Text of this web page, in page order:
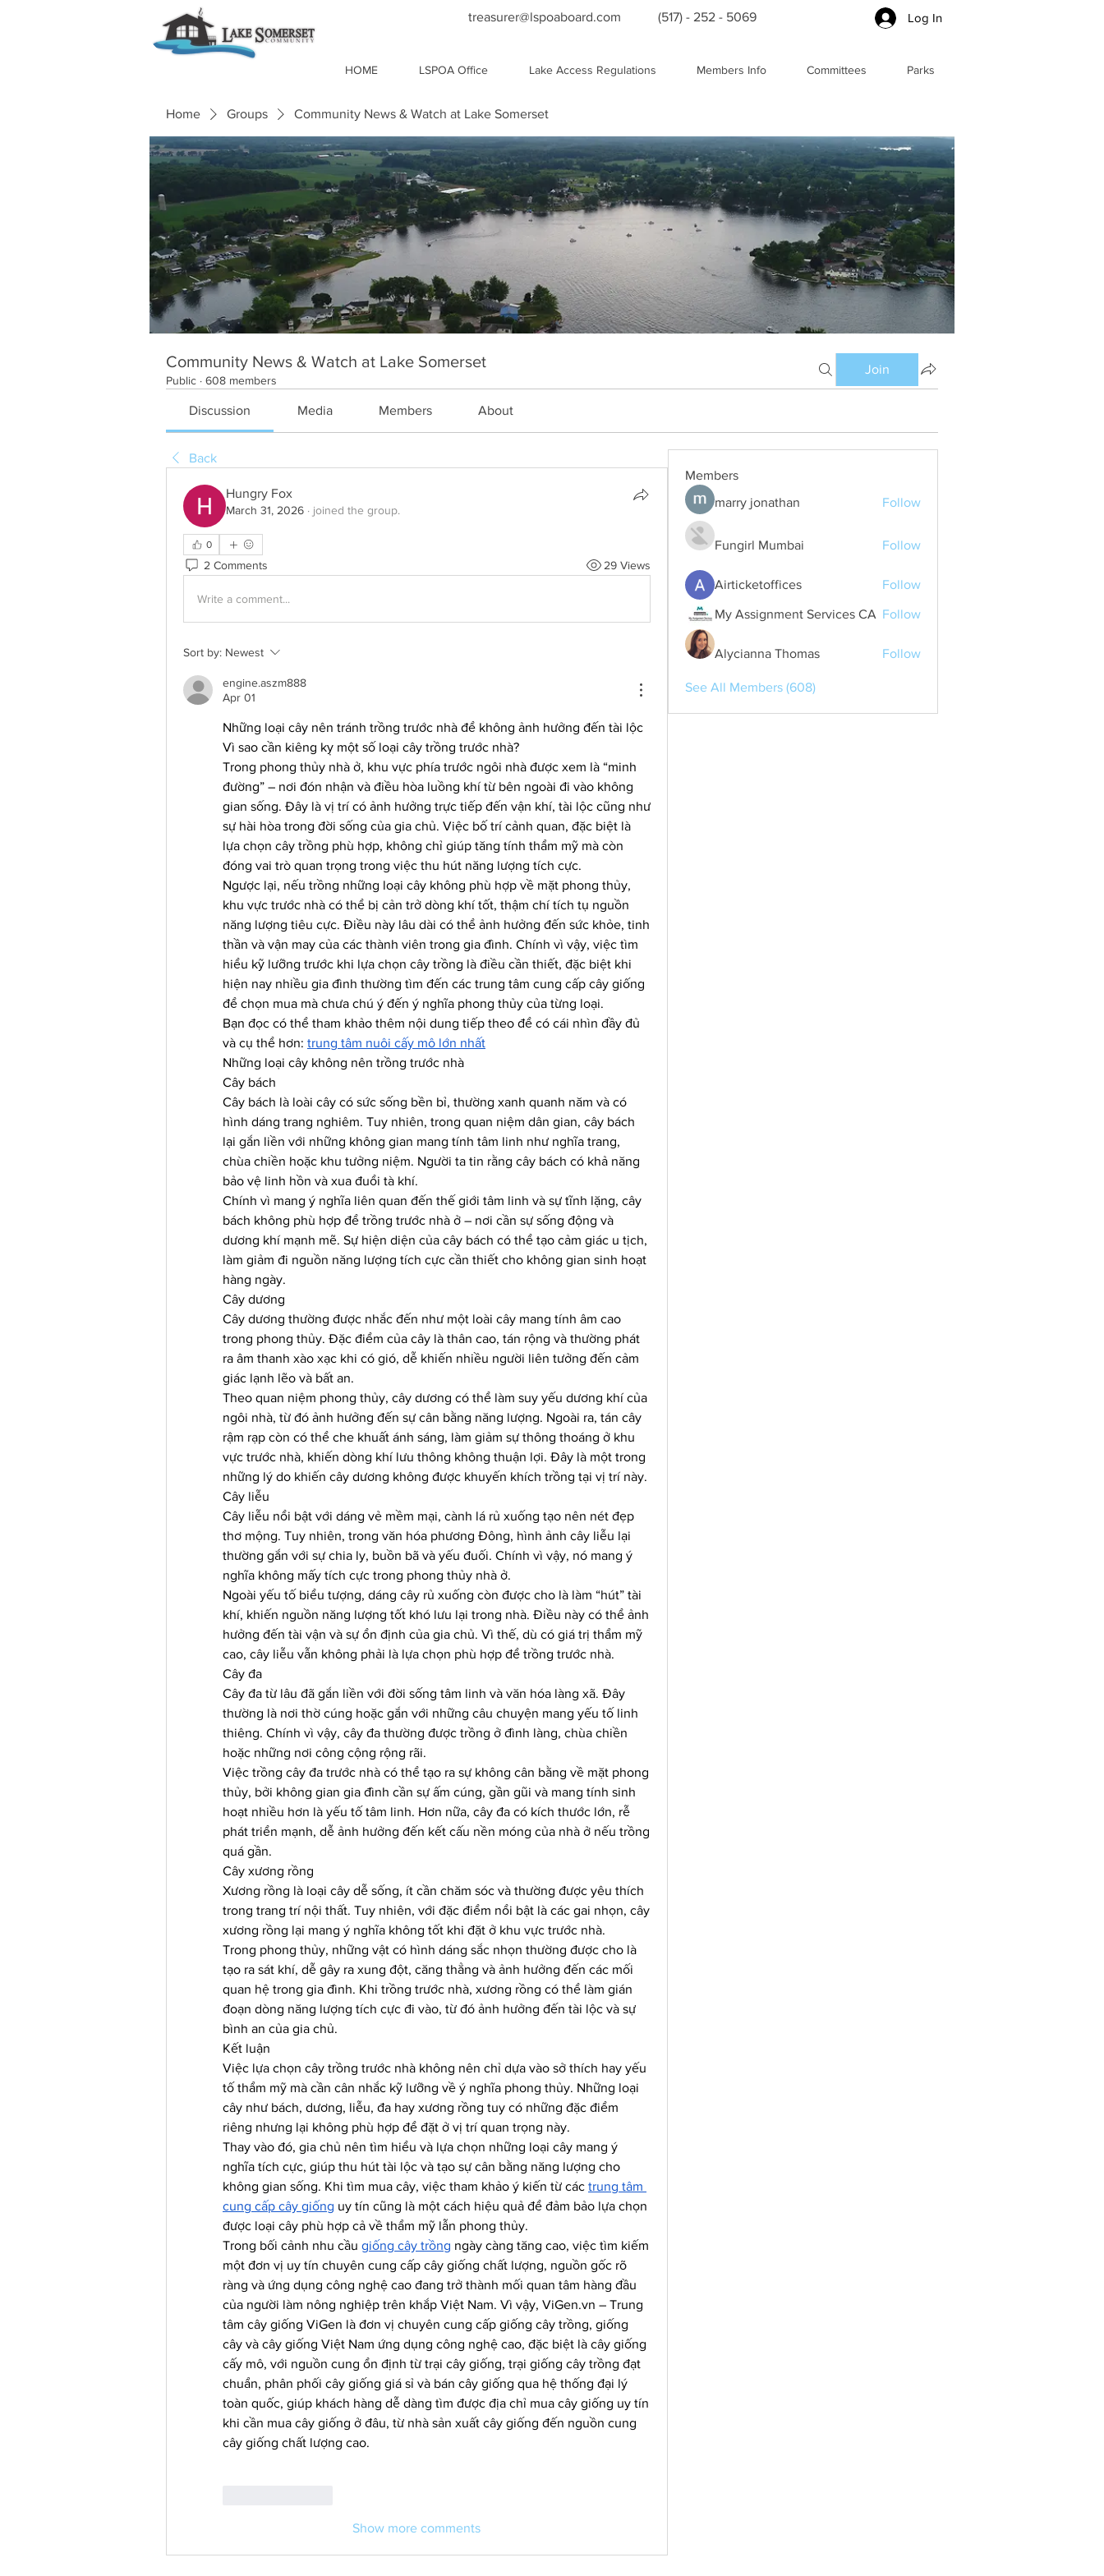
treasurer@lspoaboard.com (517) - 252 - 5069 Log In
HOME LSPOA Office Lake Access Regulations Members Info Committees Parks
Home Groups Community News & Watch at Lake Somerset
Community News & Watch at Lake Somerset
Public · 608 members
Join
Discussion Media Members About
Back
Hungry Fox
March 31, 2026 · joined the group.
0
2 Comments 29 Views
Write a comment...
Sort by: Newest
engine.aszm888
Apr 01
Những loại cây nên tránh trồng trước nhà để không ảnh hưởng đến tài lộc
Vì sao cần kiêng kỵ một số loại cây trồng trước nhà?
Trong phong thủy nhà ở, khu vực phía trước ngôi nhà được xem là “minh
đường” – nơi đón nhận và điều hòa luồng khí từ bên ngoài đi vào không
gian sống. Đây là vị trí có ảnh hưởng trực tiếp đến vận khí, tài lộc cũng như
sự hài hòa trong đời sống của gia chủ. Việc bố trí cảnh quan, đặc biệt là
lựa chọn cây trồng phù hợp, không chỉ giúp tăng tính thẩm mỹ mà còn
đóng vai trò quan trọng trong việc thu hút năng lượng tích cực.
Ngược lại, nếu trồng những loại cây không phù hợp về mặt phong thủy,
khu vực trước nhà có thể bị cản trở dòng khí tốt, thậm chí tích tụ nguồn
năng lượng tiêu cực. Điều này lâu dài có thể ảnh hưởng đến sức khỏe, tinh
thần và vận may của các thành viên trong gia đình. Chính vì vậy, việc tìm
hiểu kỹ lưỡng trước khi lựa chọn cây trồng là điều cần thiết, đặc biệt khi
hiện nay nhiều gia đình thường tìm đến các trung tâm cung cấp cây giống
để chọn mua mà chưa chú ý đến ý nghĩa phong thủy của từng loại.
Bạn đọc có thể tham khảo thêm nội dung tiếp theo để có cái nhìn đầy đủ
và cụ thể hơn: trung tâm nuôi cấy mô lớn nhất
Những loại cây không nên trồng trước nhà
Cây bách
Cây bách là loài cây có sức sống bền bỉ, thường xanh quanh năm và có
hình dáng trang nghiêm. Tuy nhiên, trong quan niệm dân gian, cây bách
lại gắn liền với những không gian mang tính tâm linh như nghĩa trang,
chùa chiền hoặc khu tưởng niệm. Người ta tin rằng cây bách có khả năng
bảo vệ linh hồn và xua đuổi tà khí.
Chính vì mang ý nghĩa liên quan đến thế giới tâm linh và sự tĩnh lặng, cây
bách không phù hợp để trồng trước nhà ở – nơi cần sự sống động và
dương khí mạnh mẽ. Sự hiện diện của cây bách có thể tạo cảm giác u tịch,
làm giảm đi nguồn năng lượng tích cực cần thiết cho không gian sinh hoạt
hàng ngày.
Cây dương
Cây dương thường được nhắc đến như một loài cây mang tính âm cao
trong phong thủy. Đặc điểm của cây là thân cao, tán rộng và thường phát
ra âm thanh xào xạc khi có gió, dễ khiến nhiều người liên tưởng đến cảm
giác lạnh lẽo và bất an.
Theo quan niệm phong thủy, cây dương có thể làm suy yếu dương khí của
ngôi nhà, từ đó ảnh hưởng đến sự cân bằng năng lượng. Ngoài ra, tán cây
rậm rạp còn có thể che khuất ánh sáng, làm giảm sự thông thoáng ở khu
vực trước nhà, khiến dòng khí lưu thông không thuận lợi. Đây là một trong
những lý do khiến cây dương không được khuyến khích trồng tại vị trí này.
Cây liễu
Cây liễu nổi bật với dáng vẻ mềm mại, cành lá rủ xuống tạo nên nét đẹp
thơ mộng. Tuy nhiên, trong văn hóa phương Đông, hình ảnh cây liễu lại
thường gắn với sự chia ly, buồn bã và yếu đuối. Chính vì vậy, nó mang ý
nghĩa không mấy tích cực trong phong thủy nhà ở.
Ngoài yếu tố biểu tượng, dáng cây rủ xuống còn được cho là làm “hút” tài
khí, khiến nguồn năng lượng tốt khó lưu lại trong nhà. Điều này có thể ảnh
hưởng đến tài vận và sự ổn định của gia chủ. Vì thế, dù có giá trị thẩm mỹ
cao, cây liễu vẫn không phải là lựa chọn phù hợp để trồng trước nhà.
Cây đa
Cây đa từ lâu đã gắn liền với đời sống tâm linh và văn hóa làng xã. Đây
thường là nơi thờ cúng hoặc gắn với những câu chuyện mang yếu tố linh
thiêng. Chính vì vậy, cây đa thường được trồng ở đình làng, chùa chiền
hoặc những nơi công cộng rộng rãi.
Việc trồng cây đa trước nhà có thể tạo ra sự không cân bằng về mặt phong
thủy, bởi không gian gia đình cần sự ấm cúng, gần gũi và mang tính sinh
hoạt nhiều hơn là yếu tố tâm linh. Hơn nữa, cây đa có kích thước lớn, rễ
phát triển mạnh, dễ ảnh hưởng đến kết cấu nền móng của nhà ở nếu trồng
quá gần.
Cây xương rồng
Xương rồng là loại cây dễ sống, ít cần chăm sóc và thường được yêu thích
trong trang trí nội thất. Tuy nhiên, với đặc điểm nổi bật là các gai nhọn, cây
xương rồng lại mang ý nghĩa không tốt khi đặt ở khu vực trước nhà.
Trong phong thủy, những vật có hình dáng sắc nhọn thường được cho là
tạo ra sát khí, dễ gây ra xung đột, căng thẳng và ảnh hưởng đến các mối
quan hệ trong gia đình. Khi trồng trước nhà, xương rồng có thể làm gián
đoạn dòng năng lượng tích cực đi vào, từ đó ảnh hưởng đến tài lộc và sự
bình an của gia chủ.
Kết luận
Việc lựa chọn cây trồng trước nhà không nên chỉ dựa vào sở thích hay yếu
tố thẩm mỹ mà cần cân nhắc kỹ lưỡng về ý nghĩa phong thủy. Những loại
cây như bách, dương, liễu, đa hay xương rồng tuy có những đặc điểm
riêng nhưng lại không phù hợp để đặt ở vị trí quan trọng này.
Thay vào đó, gia chủ nên tìm hiểu và lựa chọn những loại cây mang ý
nghĩa tích cực, giúp thu hút tài lộc và tạo sự cân bằng năng lượng cho
không gian sống. Khi tìm mua cây, việc tham khảo ý kiến từ các trung tâm
cung cấp cây giống uy tín cũng là một cách hiệu quả để đảm bảo lựa chọn
được loại cây phù hợp cả về thẩm mỹ lẫn phong thủy.
Trong bối cảnh nhu cầu giống cây trồng ngày càng tăng cao, việc tìm kiếm
một đơn vị uy tín chuyên cung cấp cây giống chất lượng, nguồn gốc rõ
ràng và ứng dụng công nghệ cao đang trở thành mối quan tâm hàng đầu
của người làm nông nghiệp trên khắp Việt Nam. Vì vậy, ViGen.vn – Trung
tâm cây giống ViGen là đơn vị chuyên cung cấp giống cây trồng, giống
cây và cây giống Việt Nam ứng dụng công nghệ cao, đặc biệt là cây giống
cấy mô, với nguồn cung ổn định từ trại cây giống, trại giống cây trồng đạt
chuẩn, phân phối cây giống giá sỉ và bán cây giống qua hệ thống đại lý
toàn quốc, giúp khách hàng dễ dàng tìm được địa chỉ mua cây giống uy tín
khi cần mua cây giống ở đâu, từ nhà sản xuất cây giống đến nguồn cung
cây giống chất lượng cao.
Show more comments
Members
marry jonathan
Follow
Fungirl Mumbai Follow
Airticketoffices Follow
My Assignment Services CA Follow
Alycianna Thomas Follow
See All Members (608)